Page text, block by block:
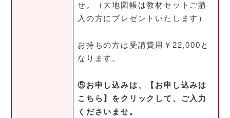
せ。（大地図帳は教材セットご購
入の方にプレゼントいたします）
お持ちの方は受講費用￥22,000と
なります。
⑤お申し込みは、【お申し込みは
こちら】をクリックして、ご入力
くださいませ。